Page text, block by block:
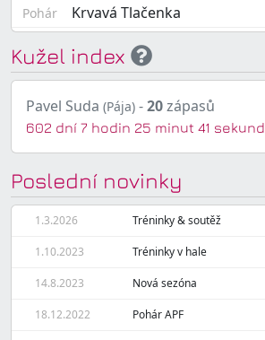
Pohár Krvavá Tlačenka
Kužel index
Pavel Suda (Pája) -20zápasů
602 dní 7 hodin 25 minut 41 sekund
Poslední novinky
1.3.2026 Tréninky & soutěž
1.10.2023 Tréninky v hale
14.8.2023 Nová sezóna
18.12.2022 Pohár APF